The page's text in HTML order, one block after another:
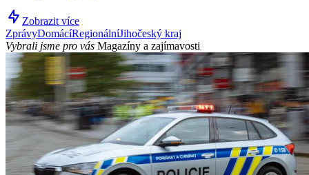
Zobrazit více
ZprávyDomácíRegionálníJihočeský kraj
Vybrali jsme pro vás Magazíny a zajímavosti